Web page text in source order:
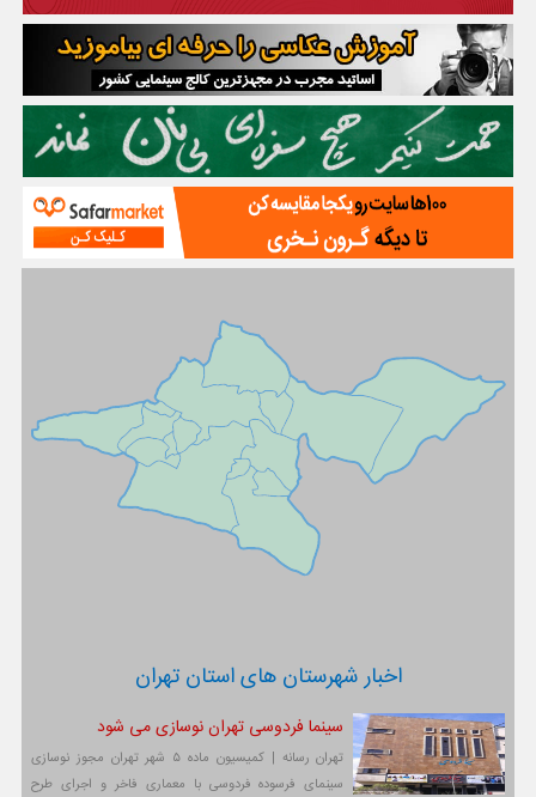
اخبار شهرستان های استان تهران
سینما فردوسی تهران نوسازی می شود
تهران رسانه | کمیسیون ماده ۵ شهر تهران مجوز نوسازی
سینمای فرسوده فردوسی با معماری فاخر و اجرای طرح